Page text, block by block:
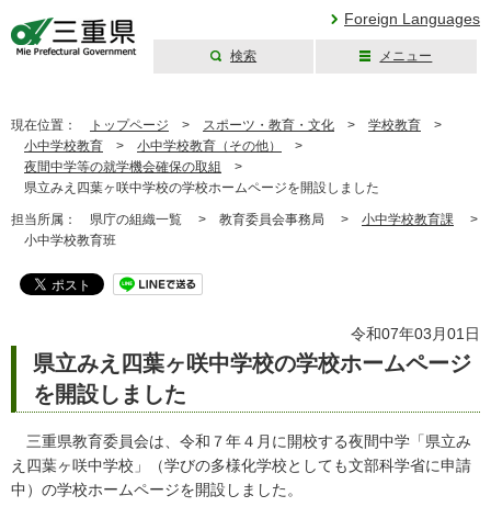
Foreign Languages
検索 メニュー
現在位置： トップページ > スポーツ・教育・文化 > 学校教育 >
小中学校教育 > 小中学校教育（その他）
>
夜間中学等の就学機会確保の取組
>
県立みえ四葉ヶ咲中学校の学校ホームページを開設しました
担当所属： 県庁の組織一覧 > 教育委員会事務局 > 小中学校教育課 >
小中学校教育班
令和07年03月01日
県立みえ四葉ヶ咲中学校の学校ホームページ
を開設しました
三重県教育委員会は、令和７年４月に開校する夜間中学「県立み
え四葉ヶ咲中学校」（学びの多様化学校としても文部科学省に申請
中）の学校ホームページを開設しました。